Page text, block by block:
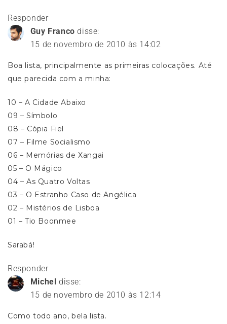
Responder
Guy Franco disse:
15 de novembro de 2010 às 14:02
Boa lista, principalmente as primeiras colocações. Até
que parecida com a minha:
10 – A Cidade Abaixo
09 – Símbolo
08 – Cópia Fiel
07 – Filme Socialismo
06 – Memórias de Xangai
05 – O Mágico
04 – As Quatro Voltas
03 – O Estranho Caso de Angélica
02 – Mistérios de Lisboa
01 – Tio Boonmee
Sarabá!
Responder
Michel disse:
15 de novembro de 2010 às 12:14
Como todo ano, bela lista.